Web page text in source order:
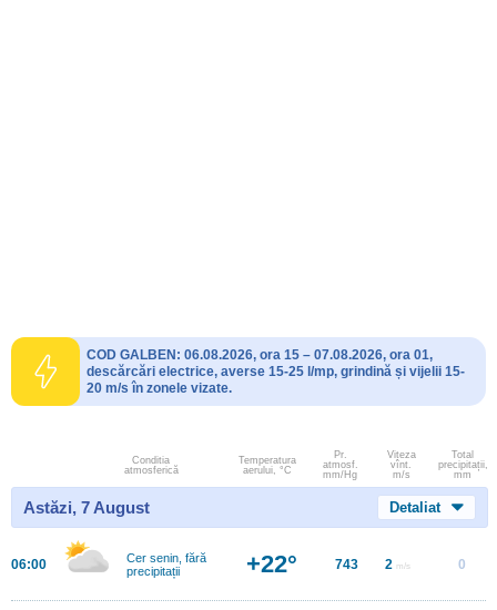
COD GALBEN: 06.08.2026, ora 15 – 07.08.2026, ora 01,
descărcări electrice, averse 15-25 l/mp, grindină și vijelii 15-
20 m/s în zonele vizate.
Conditia
atmosferică
Temperatura
aerului, °C
Pr.
atmosf.
mm/Hg
Viteza
vînt.
m/s
Total
precipitații,
mm
Astăzi, 7 August Detaliat
06:00
Cer senin, fără
precipitații
+22° 743 2 m/s 0